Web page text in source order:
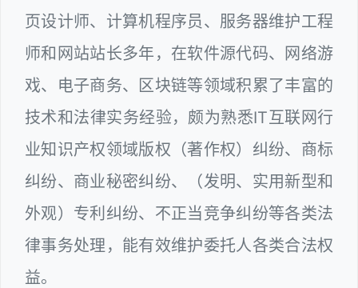
页设计师、计算机程序员、服务器维护工程
师和网站站长多年，在软件源代码、网络游
戏、电子商务、区块链等领域积累了丰富的
技术和法律实务经验，颇为熟悉IT互联网行
业知识产权领域版权（著作权）纠纷、商标
纠纷、商业秘密纠纷、（发明、实用新型和
外观）专利纠纷、不正当竞争纠纷等各类法
律事务处理，能有效维护委托人各类合法权
益。